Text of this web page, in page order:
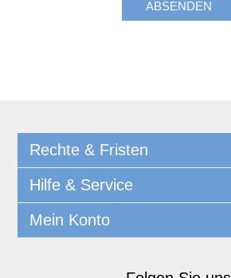
Rechte & Fristen
Hilfe & Service
Mein Konto